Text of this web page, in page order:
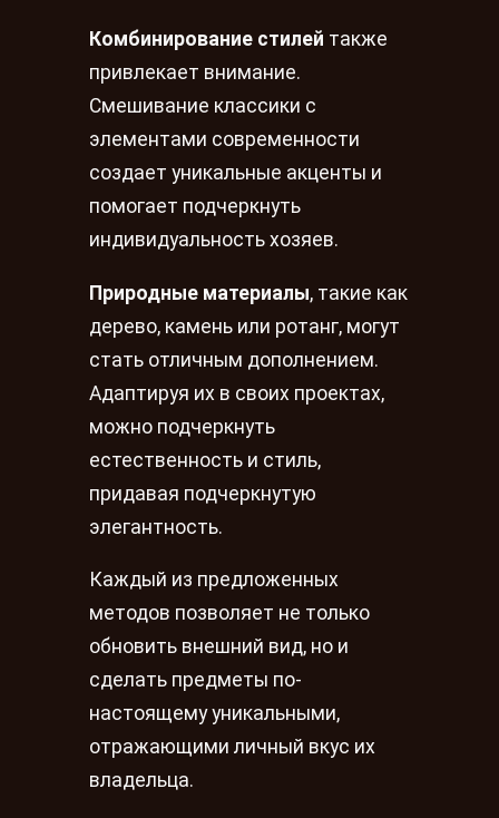
Комбинирование стилей также
привлекает внимание.
Смешивание классики с
элементами современности
создает уникальные акценты и
помогает подчеркнуть
индивидуальность хозяев.
Природные материалы, такие как
дерево, камень или ротанг, могут
стать отличным дополнением.
Адаптируя их в своих проектах,
можно подчеркнуть
естественность и стиль,
придавая подчеркнутую
элегантность.
Каждый из предложенных
методов позволяет не только
обновить внешний вид, но и
сделать предметы по-
настоящему уникальными,
отражающими личный вкус их
владельца.